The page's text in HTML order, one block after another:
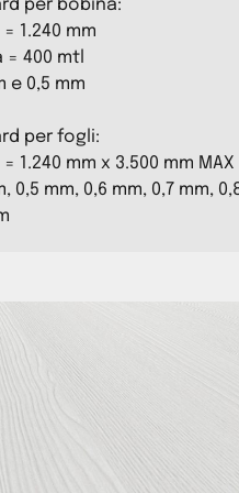
per bobina:
= 1.240 mm
= 400 mtl
e 0,5 mm
per fogli:
= 1.240 mm x 3.500 mm MAX
0,5 mm, 0,6 mm, 0,7 mm,